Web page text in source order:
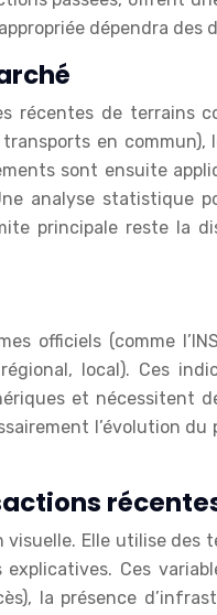
dépendra
récentes de terrains
en
sont ensuite
analyse statistique
principale reste la
officiels (comme
local). Ces
et
l’évolution
visuelle. Elle utilise
Ces
la présence